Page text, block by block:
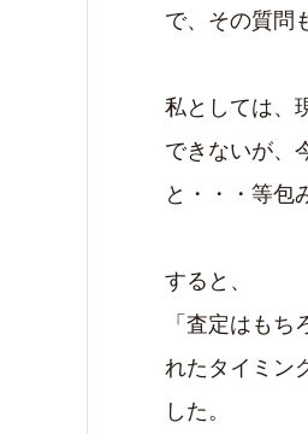
で、その質問
私としては、
できないが、
と・・・等包
すると、
「査定はも
れたタイミン
した。